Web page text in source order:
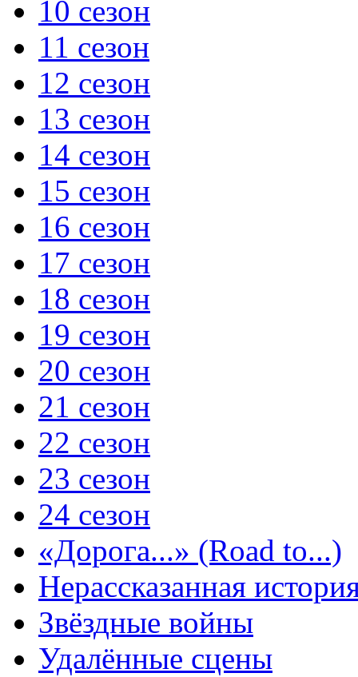
10 сезон
11 сезон
12 сезон
13 сезон
14 сезон
15 сезон
16 сезон
17 сезон
18 сезон
19 сезон
20 сезон
21 сезон
22 сезон
23 сезон
24 сезон
«Дорога...» (Road to...)
Нерассказанная
Звёздные войны
Удалённые сцены